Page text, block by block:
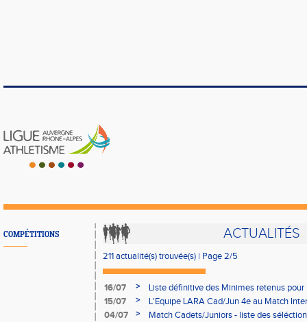
COMPÉTITIONS ACTUALITÉS
211 actualité(s) trouvée(s) | Page 2/5
16/07 >
Liste définitive des Minimes retenus
au 29/08.
15/07 >
L'Equipe LARA Cad/Jun 4e au Match
04/07
>
Match Cadets/Juniors - liste des